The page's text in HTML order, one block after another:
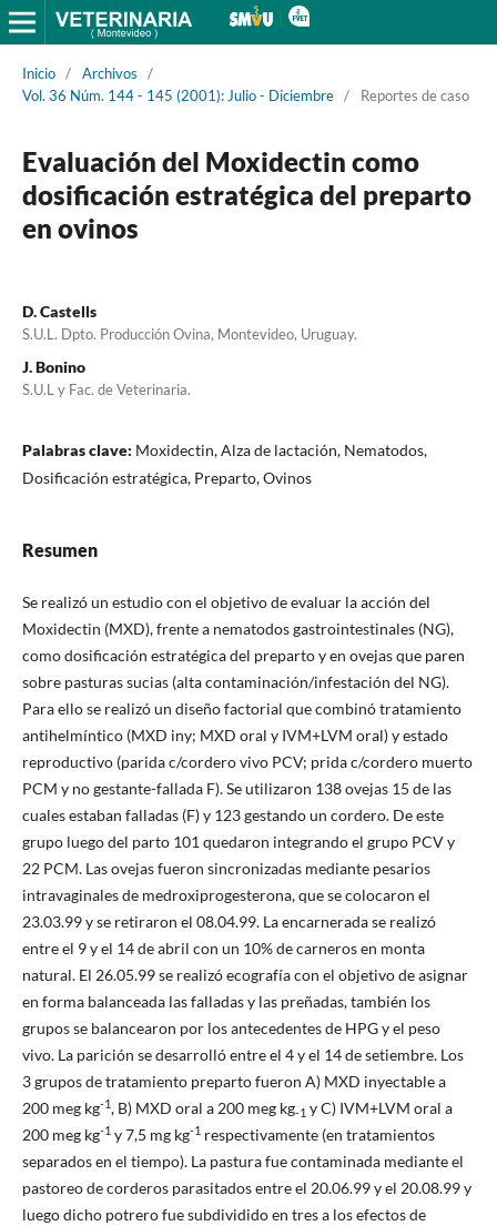
Inicio / Archivos
/
Vol. 36 Núm. 144 - 145 (2001): Julio - Diciembre / Reportes de caso
Evaluación del Moxidectin como
dosificación estratégica del preparto
en ovinos
D. Castells
S.U.L. Dpto. Producción Ovina, Montevideo, Uruguay.
J. Bonino
S.U.L y Fac. de Veterinaria.
Palabras clave: Moxidectin, Alza de lactación, Nematodos,
Dosificación estratégica, Preparto, Ovinos
Resumen
Se realizó un estudio con el objetivo de evaluar la acción del
Moxidectin (MXD), frente a nematodos gastrointestinales (NG),
como dosificación estratégica del preparto y en ovejas que paren
sobre pasturas sucias (alta contaminación/infestación del NG).
Para ello se realizó un diseño factorial que combinó tratamiento
antihelmíntico (MXD iny; MXD oral y IVM+LVM oral) y estado
reproductivo (parida c/cordero vivo PCV; prida c/cordero muerto
PCM y no gestante-fallada F). Se utilizaron 138 ovejas 15 de las
cuales estaban falladas (F) y 123 gestando un cordero. De este
grupo luego del parto 101 quedaron integrando el grupo PCV y
22 PCM. Las ovejas fueron sincronizadas mediante pesarios
intravaginales de medroxiprogesterona, que se colocaron el
23.03.99 y se retiraron el 08.04.99. La encarnerada se realizó
entre el 9 y el 14 de abril con un 10% de carneros en monta
natural. El 26.05.99 se realizó ecografía con el objetivo de asignar
en forma balanceada las falladas y las preñadas, también los
grupos se balancearon por los antecedentes de HPG y el peso
vivo. La parición se desarrolló entre el 4 y el 14 de setiembre. Los
3 grupos de tratamiento preparto fueron A) MXD inyectable a
200 meg kg-1, B) MXD oral a 200 meg kg-1 y C) IVM+LVM oral a
200 meg kg-1y 7,5 mg kg-1respectivamente (en tratamientos
separados en el tiempo). La pastura fue contaminada mediante el
pastoreo de corderos parasitados entre el 20.06.99 y el 20.08.99 y
luego dicho potrero fue subdividido en tres a los efectos de